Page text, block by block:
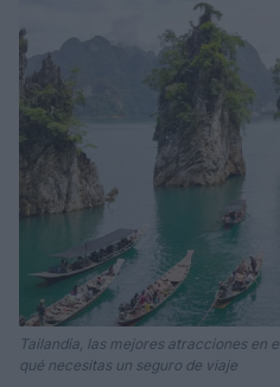
Tailandia, las mejores atracciones en
qué necesitas un seguro de viaje